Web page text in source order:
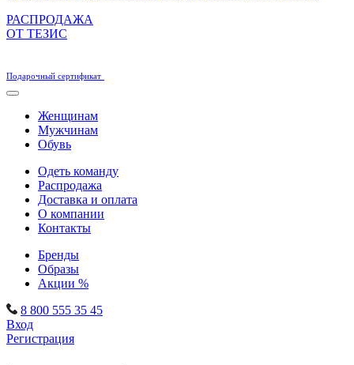
РАСПРОДАЖА
ОТ ТЕЗИС
Подарочный сертификат
Женщинам
Мужчинам
Обувь
Одеть команду
Распродажа
Доставка и оплата
О компании
Контакты
Бренды
Образы
Акции %
8 800 555 35 45
Вход
Регистрация